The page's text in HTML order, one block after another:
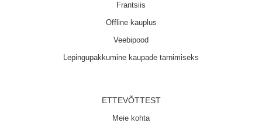
Meie kohta
ETTEVÕTTEST
Lepingupakkumine kaupade tarnimiseks
Veebipood
Offline kauplus
Frantsiis